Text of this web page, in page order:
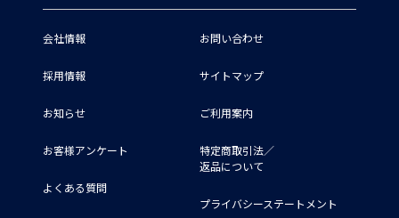
会社情報
採用情報
お知らせ
お客様アンケート
よくある質問
お問い合わせ
サイトマップ
ご利用案内
特定商取引法／
返品について
プライバシーステートメント